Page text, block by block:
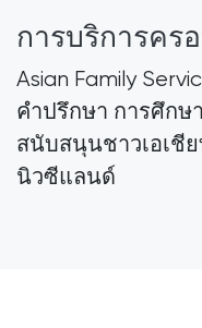
การบริการคร
Asian Family
คำปรึกษา การศึก
สนับสนุนชาวเอเชี
นิวซีแลนด์